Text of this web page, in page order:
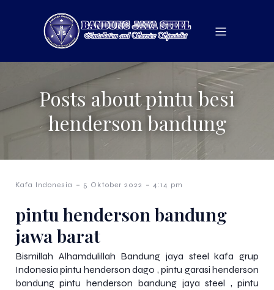
Posts about pintu besi
henderson bandung
Kafa Indonesia - 5 Oktober 2022 - 4:14 pm
pintu henderson bandung
jawa barat
Bismillah Alhamdulillah Bandung jaya steel kafa grup
Indonesia pintu henderson dago , pintu garasi henderson
bandung pintu henderson bandung jaya steel , pintu